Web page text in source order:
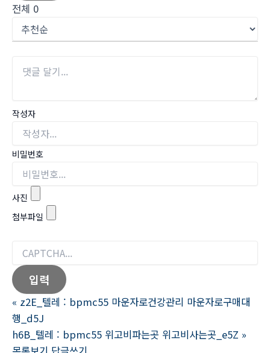
전체 0
작성자
비밀번호
사진
첨부파일
« z2E_텔레 : bpmc55 마운자로건강관리 마운자로구매대
행_d5J
h6B_텔레 : bpmc55 위고비파는곳 위고비사는곳_e5Z »